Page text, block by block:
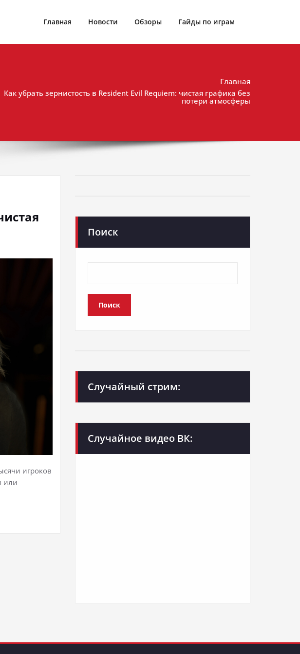
Главная Новости Обзоры Гайды по играм
Главная
Как убрать зернистость в Resident Evil Requiem: чистая графика без
потери атмосферы
игроков
или
Поиск
Поиск
Случайный стрим:
Случайное видео ВК: